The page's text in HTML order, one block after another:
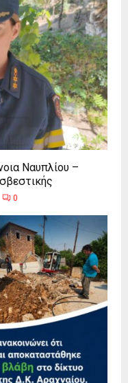
Ναυπλίου –
0